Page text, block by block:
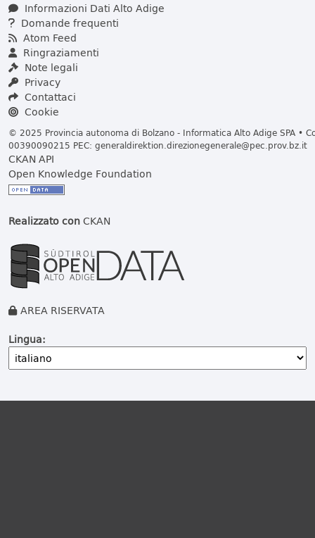
Informazioni Dati Alto Adige
Domande frequenti
Atom Feed
Ringraziamenti
Note legali
Privacy
Contattaci
Cookie
© 2025 Provincia autonoma di Bolzano - Informatica Alto Adige SPA •
00390090215 PEC: generaldirektion.direzionegenerale@pec.prov.bz.it
CKAN API
Open Knowledge Foundation
Realizzato conCKAN
AREA RISERVATA
Lingua